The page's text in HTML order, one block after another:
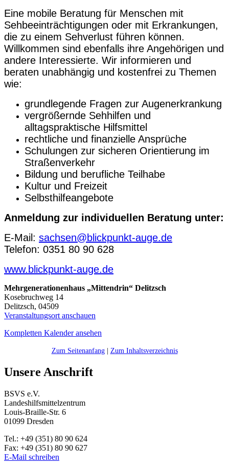
Eine mobile Beratung für Menschen mit
Sehbeeinträchtigungen oder mit Erkrankungen,
die zu einem Sehverlust führen können.
Willkommen sind ebenfalls ihre Angehörigen und
andere Interessierte. Wir informieren und
beraten unabhängig und kostenfrei zu Themen
wie:
grundlegende Fragen zur Augenerkrankung
vergrößernde Sehhilfen und
alltagspraktische Hilfsmittel
rechtliche und finanzielle Ansprüche
Schulungen zur sicheren Orientierung im
Straßenverkehr
Bildung und berufliche Teilhabe
Kultur und Freizeit
Selbsthilfeangebote
Anmeldung zur individuellen Beratung unter:
E-Mail: sachsen@blickpunkt-auge.de
Telefon: 0351 80 90 628
www.blickpunkt-auge.de
Mehrgenerationenhaus „Mittendrin“ Delitzsch
Kosebruchweg 14
Delitzsch, 04509
Veranstaltungsort anschauen
Kompletten Kalender ansehen
Zum Seitenanfang| Zum Inhaltsverzeichnis
Unsere Anschrift
BSVS e.V.
Landeshilfsmittelzentrum
Louis-Braille-Str. 6
01099 Dresden
Tel.: +49 (351) 80 90 624
Fax: +49 (351) 80 90 627
E-Mail schreiben